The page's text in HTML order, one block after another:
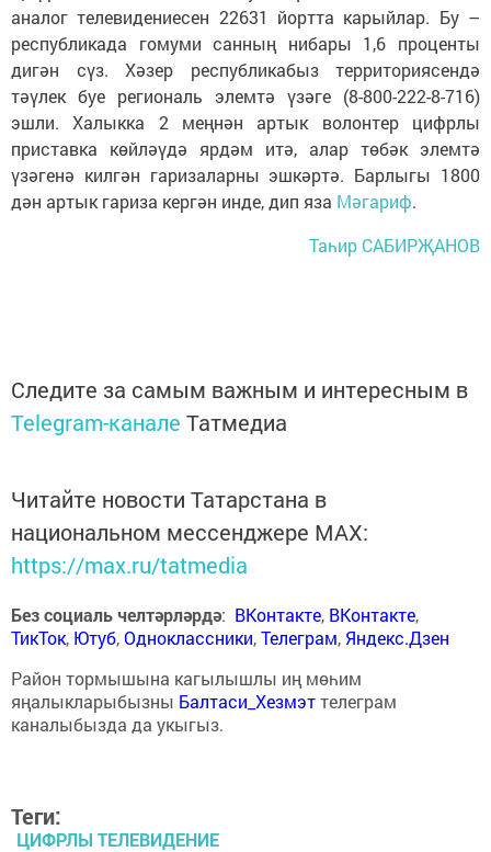
аналог телевидениесен 22631 йортта карыйлар. Бу –
республикада гомуми санның нибары 1,6 проценты
дигән сүз. Хәзер республикабыз территориясендә
тәүлек буе региональ элемтә үзәге (8-800-222-8-716)
эшли. Халыкка 2 меңнән артык волонтер цифрлы
приставка көйләүдә ярдәм итә, алар төбәк элемтә
үзәгенә килгән гаризаларны эшкәртә. Барлыгы 1800
дән артык гариза кергән инде, дип яза Мәгариф.
Таһир САБИРҖАНОВ
Следите за самым важным и интересным в
Telegram-канале Татмедиа
Читайте новости Татарстана в
национальном мессенджере MАХ:
https://max.ru/tatmedia
Без социаль челтәрләрдә: ВКонтакте, ВКонтакте,
ТикТок, Ютуб,Одноклассники,Телеграм, Яндекс.Дзен
Район тормышына кагылышлы иң мөһим
яңалыкларыбызны Балтаси_Хезмэттелеграм
каналыбызда да укыгыз.
Теги:
ЦИФРЛЫ ТЕЛЕВИДЕНИЕ